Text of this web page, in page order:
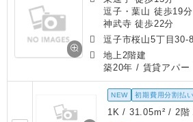
逗子・葉山 徒歩19分
神武寺 徒歩22分
逗子市桜山5丁目30-8
地上2階建
築20年 / 賃貸アパー
NEW 初期費用分割払
1K / 31.05m² / 2階